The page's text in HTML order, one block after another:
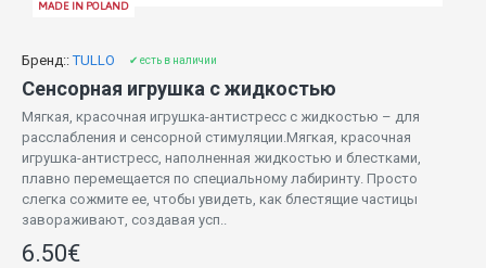
MADE IN POLAND
Бренд:: TULLO ✔ есть в наличии
Сенсорная игрушка с жидкостью
Мягкая, красочная игрушка-антистресс с жидкостью – для
расслабления и сенсорной стимуляции.Мягкая, красочная
игрушка-антистресс, наполненная жидкостью и блестками,
плавно перемещается по специальному лабиринту. Просто
слегка сожмите ее, чтобы увидеть, как блестящие частицы
завораживают, создавая усп..
6.50€